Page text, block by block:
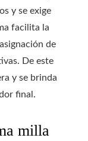
y se exige
facilita la
de
De este
y se brinda
final.
milla